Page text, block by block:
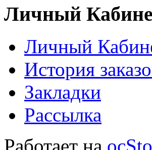
Личный
Личный
История
Закладки
Рассылка